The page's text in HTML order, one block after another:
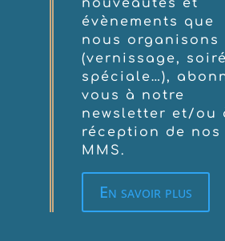
nouveautés et
évènements que
nous organisons
(vernissage,
spéciale…),
vous à notre
newsletter et/ou
réception de nos
MMS.
En savoir plus